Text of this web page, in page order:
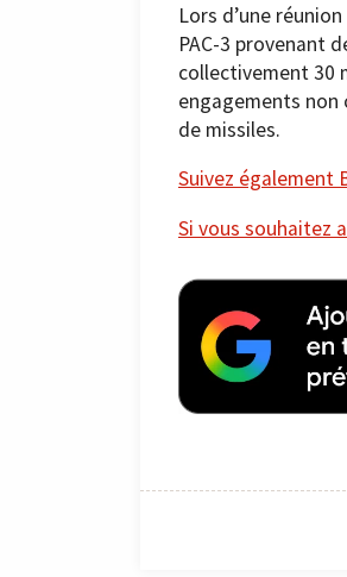
Lors d’une
PAC-3 provenant
collectivement 30
engagements
de missiles.
Suivez également
Si vous souhaitez